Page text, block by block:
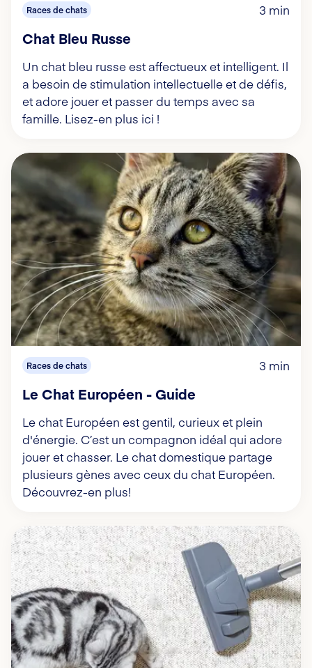
Races de chats 3 min
Chat Bleu Russe
Un chat bleu russe est affectueux et intelligent. Il
a besoin de stimulation intellectuelle et de défis,
et adore jouer et passer du temps avec sa
famille. Lisez-en plus ici !
Races de chats 3 min
Le Chat Européen - Guide
Le chat Européen est gentil, curieux et plein
d'énergie. C’est un compagnon idéal qui adore
jouer et chasser. Le chat domestique partage
plusieurs gènes avec ceux du chat Européen.
Découvrez-en plus!